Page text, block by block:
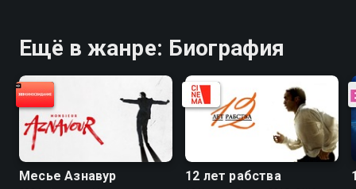
Ещё в жанре: Биография
Месье Азнавур 12 лет рабства